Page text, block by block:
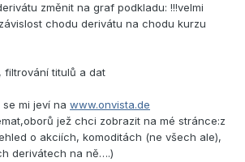
změnit na graf podkladu: !!!velmi
chodu derivátu na chodu kurzu
filtrování titulů a dat
mi jeví na www.onvista.de
jež chci zobrazit na mé stránce:z
o akciích, komoditách (ne všech ale),
derivátech na ně….)